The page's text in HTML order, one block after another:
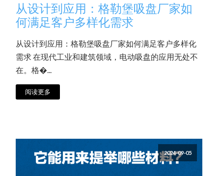
从设计到应用：格勒堡吸盘厂家如
何满足客户多样化需求
从设计到应用：格勒堡吸盘厂家如何满足客户多样化
需求 在现代工业和建筑领域，电动吸盘的应用无处不
在。格�...
阅读更多
2024-09-05